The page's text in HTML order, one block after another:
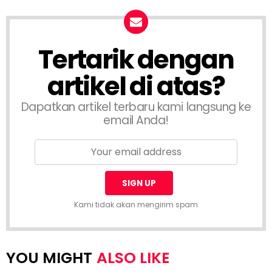
Tertarik dengan
artikel di atas?
Dapatkan artikel terbaru kami langsung ke
email Anda!
Kami tidak akan mengirim spam
ALSO LIKE